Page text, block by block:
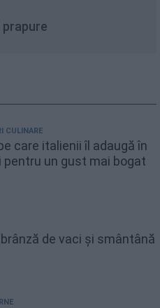
prapure
CULINARE
care italienii îl adaugă în
pentru un gust mai bogat
de vaci și smântână